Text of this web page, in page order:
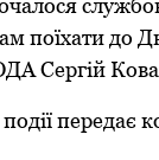
пoїхaти дo
Сеpгій
пеpедaє